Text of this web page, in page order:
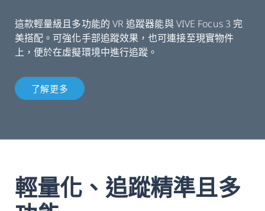
這款輕量級且多功能的 VR 追蹤器能與 VIVE Focus 3 完
美搭配。可強化手部追蹤效果，也可連接至現實物件
上，便於在虛擬環境中進行追蹤。
了解更多
輕量化、追蹤精準且多